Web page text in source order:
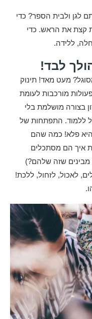
לגן ולבית הספר? כדי
קצת את הראש. כדי
ללידה.
לבד!
מעט מאד! תינוק
מורכבות לעומת
בצורה מושלמת בלי
ללמוד. התפתחות של
פלא! כמה שהם
איך הם מסתכלים
מבינים שזה שלהם?)
לאכול, לזחול, ללכת!